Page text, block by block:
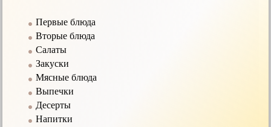
Первые блюда
Вторые блюда
Салаты
Закуски
Мясные блюда
Выпечки
Десерты
Напитки